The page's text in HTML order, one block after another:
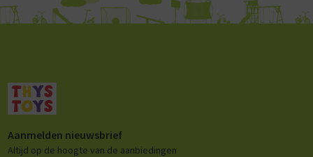
Aanmelden nieuwsbrief
Altijd op de hoogte van de aanbiedingen